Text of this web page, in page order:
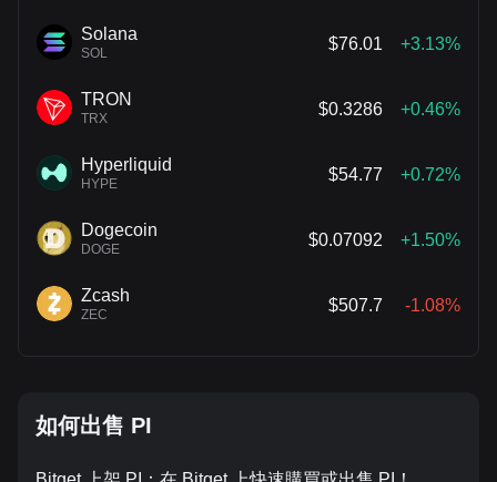
Solana
SOL
$76.01 +3.13%
TRON
TRX
$0.3286 +0.46%
Hyperliquid
HYPE
$54.77 +0.72%
Dogecoin
DOGE
$0.07092 +1.50%
Zcash
ZEC
$507.7 -1.08%
如何出售 PI